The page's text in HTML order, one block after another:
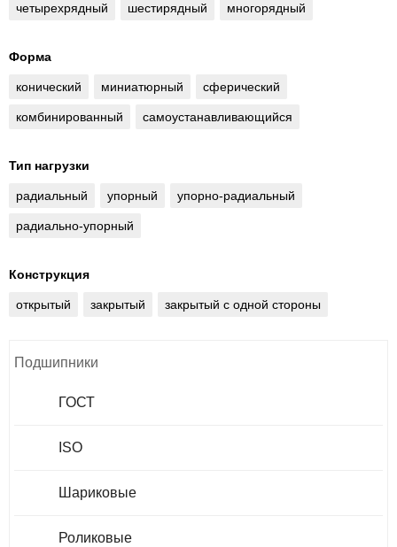
четырехрядный шестирядный многорядный
Форма
конический миниатюрный сферический
комбинированный самоустанавливающийся
Тип нагрузки
радиальный упорный упорно-радиальный
радиально-упорный
Конструкция
открытый закрытый закрытый с одной стороны
Подшипники
ГОСТ
ISO
Шариковые
Роликовые